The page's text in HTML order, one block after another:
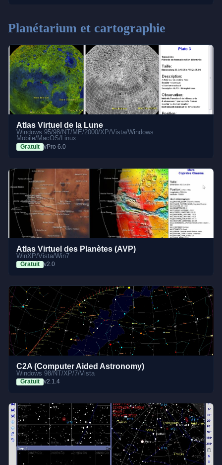
Planétarium et cartographie
Atlas Virtuel de la Lune
Windows 95/98/NT/ME/2000/XP/Vista/Windows
Mobile/MacOS/Linux
Gratuit vPro 6.0
Atlas Virtuel des Planètes (AVP)
WinXP/Vista/Win7
Gratuit v2.0
C2A (Computer Aided Astronomy)
Windows 98/NT/XP/7/Vista
Gratuit v2.1.4